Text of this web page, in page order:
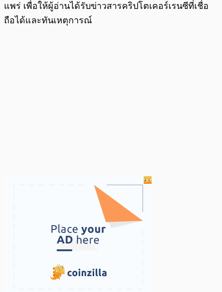
แพร่ เพื่อให้ผู้อ่านได้รับข่าวสารคริปโตเคอร์เรนซีที่เชื่อ
ถือได้และทันเหตุการณ์